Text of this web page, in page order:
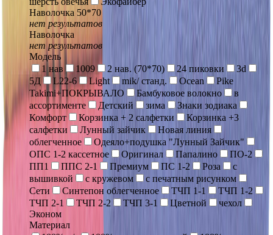
Наволочка 50*70
нет результатов
Наволочка
нет результатов
Модель
1 нав
1009 2 нав. (70*70) 24 пиковки
3d
5Д
L22-6 Light mik/ станд. Ocean
Pike
Takimi+ПОКРЫВАЛО
Бамбуковое волокно
в
ассортименте
Детский зима
Знаки зодиака
Комфорт
Корзинка + 2 салфетки
Корзинка +3
салфетки
Лунный зайчик
Новая линия
облегченное
Одеяло+подушка "Лунный Зайчик"
ОПС 1-2 кассетное
Оригинал Папалино
ПО-2
ПП1
ППС 2-1 Премиум ПС 1-2 Роза
с
вышивкой
с кружевом
с печатным рисунком
Сети
Синтепон облегченное ТЧП 1-1
ТЧП 1-2
ТЧП 2-1
ТЧП 2-2 ТЧП 3-1 Цветной
чехол
Эконом
Материал